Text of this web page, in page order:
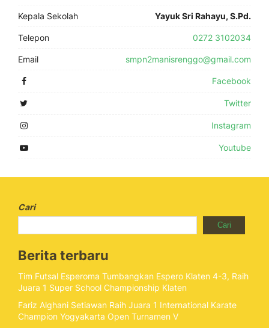
Kepala Sekolah Yayuk Sri Rahayu, S.Pd.
Telepon 0272 3102034
Email smpn2manisrenggo@gmail.com
Facebook
Twitter
Instagram
Youtube
Cari
Cari
Berita terbaru
Tim Futsal Esperoma Tumbangkan Espero Klaten 4-3, Raih
Juara 1 Super School Championship Klaten
Fariz Alghani Setiawan Raih Juara 1 International Karate
Champion Yogyakarta Open Turnamen V